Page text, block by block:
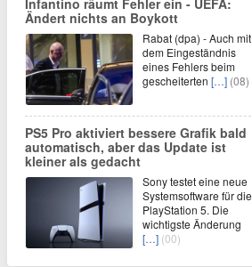
Ändert nichts an Boykott
Rabat (dpa) - Auch mit
dem Eingeständnis
eines Fehlers beim
gescheiterten […] (08)
PS5 Pro aktiviert bessere Grafik bald
automatisch, aber das Update ist
kleiner als gedacht
Sony testet eine neue
Systemsoftware für die
PlayStation 5. Die
wichtigste Änderung
[…] (00)